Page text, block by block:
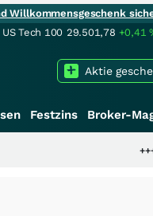
Willkommensgeschenk
US Tech 100 29.501,78 +0,41
Aktie
Festzins Broker-